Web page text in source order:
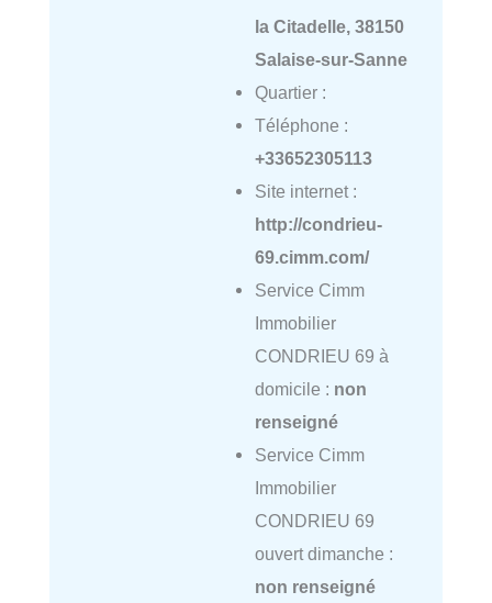
la Citadelle, 38150
Salaise-sur-Sanne
Quartier :
Téléphone :
+33652305113
Site internet :
http://condrieu-
69.cimm.com/
Service Cimm
Immobilier
CONDRIEU 69 à
domicile : non
renseigné
Service Cimm
Immobilier
CONDRIEU 69
ouvert dimanche :
non renseigné